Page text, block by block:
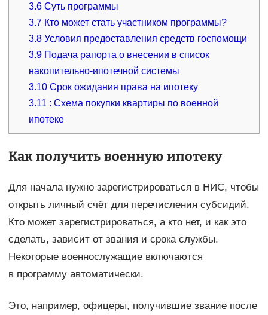
3.6 Суть программы
3.7 Кто может стать участником программы?
3.8 Условия предоставления средств госпомощи
3.9 Подача рапорта о внесении в список
накопительно-ипотечной системы
3.10 Срок ожидания права на ипотеку
3.11 : Схема покупки квартиры по военной
ипотеке
Как получить военную ипотеку
Для начала нужно зарегистрироваться в НИС, чтобы
открыть личный счёт для перечисления субсидий.
Кто может зарегистрироваться, а кто нет, и как это
сделать, зависит от звания и срока службы.
Некоторые военнослужащие включаются
в программу автоматически.
Это, например, офицеры, получившие звание после